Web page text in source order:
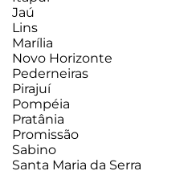
Jaú
Lins
Marília
Novo Horizonte
Pederneiras
Pirajuí
Pompéia
Pratânia
Promissão
Sabino
Santa Maria da Serra